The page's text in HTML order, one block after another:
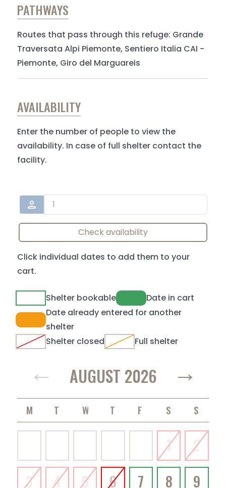
PATHWAYS
Routes that pass through this refuge: Grande
Traversata Alpi Piemonte, Sentiero Italia CAI -
Piemonte, Giro del Marguareis
AVAILABILITY
Enter the number of people to view the
availability. In case of full shelter contact the
facility.
person
Check availability
Click individual dates to add them to your
cart.
Shelter bookable
Date in cart
Date already entered for another
shelter
Shelter closed
Full shelter
← AUGUST 2026 →
1
2
3
4 5 6 7 8 9